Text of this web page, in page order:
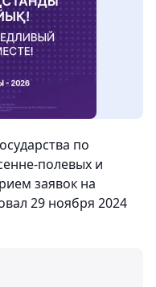
по
полевых и
заявок на
29 ноября 2024